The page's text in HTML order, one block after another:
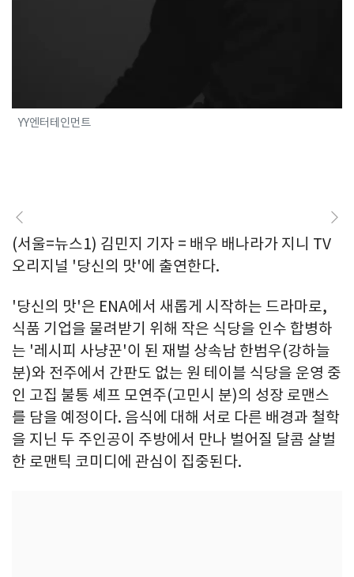
YY엔터테인먼트
(서울=뉴스1) 김민지 기자 = 배우 배나라가 지니 TV
오리지널 '당신의 맛'에 출연한다.
'당신의 맛'은 ENA에서 새롭게 시작하는 드라마로,
식품 기업을 물려받기 위해 작은 식당을 인수 합병하
는 '레시피 사냥꾼'이 된 재벌 상속남 한범우(강하늘
분)와 전주에서 간판도 없는 원 테이블 식당을 운영 중
인 고집 불통 셰프 모연주(고민시 분)의 성장 로맨스
를 담을 예정이다. 음식에 대해 서로 다른 배경과 철학
을 지닌 두 주인공이 주방에서 만나 벌어질 달콤 살벌
한 로맨틱 코미디에 관심이 집중된다.